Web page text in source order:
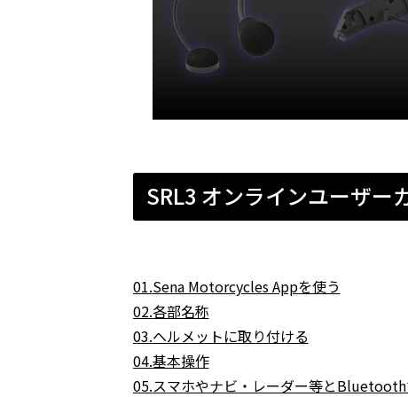
SRL3 オンラインユーザー
01.Sena Motorcycles Appを使う
02.各部名称
03.ヘルメットに取り付ける
04.基本操作
05.スマホやナビ・レーダー等と